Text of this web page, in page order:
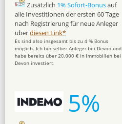
Zusätzlich 1% Sofort-Bonusauf
alle Investitionen der ersten 60 Tage
nach Registrierung für neue Anleger
überdiesen Link*
Es sind also insgesamt bis zu 4 % Bonus
möglich. Ich bin selber Anleger bei Devon und
habe bereits über 20.000 € in Immobilien bei
Devon investiert.
5%